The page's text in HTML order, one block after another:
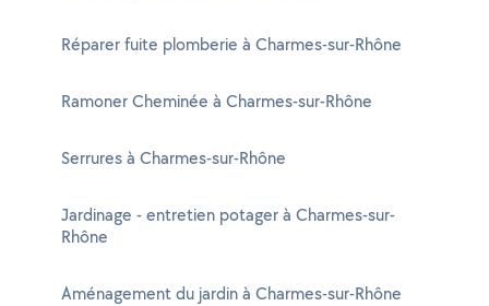
Réparer fuite plomberie à Charmes-sur-Rhône
Ramoner Cheminée à Charmes-sur-Rhône
Serrures à Charmes-sur-Rhône
Jardinage - entretien potager à Charmes-sur-
Rhône
Aménagement du jardin à Charmes-sur-Rhône